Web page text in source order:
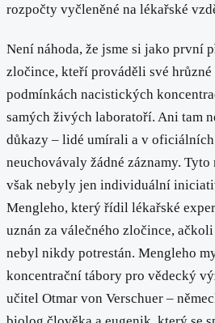
rozpočty vyčleněné na lékařské
Není náhoda, že jsme si jako první
zločince, kteří prováděli své
podmínkách nacistických
samých živých laboratoří. Ani tam
důkazy – lidé umírali a v oficiálních
neuchovávaly žádné záznamy.
však nebyly jen individuální
Mengleho, který řídil lékařské
uznán za válečného zločince,
nebyl nikdy potrestán. Mengleho
koncentrační tábory pro vědecký
učitel Otmar von Verschuer –